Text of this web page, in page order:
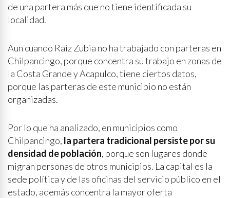
de una partera más que no tiene identificada su
localidad.
Aun cuando Raíz Zubia no ha trabajado con parteras en
Chilpancingo, porque concentra su trabajo en zonas de
la Costa Grande y Acapulco, tiene ciertos datos,
porque las parteras de este municipio no están
organizadas.
Por lo que ha analizado, en municipios como
Chilpancingo, la partera tradicional persiste por su
densidad de población, porque son lugares donde
migran personas de otros municipios. La capital es la
sede política y de las oficinas del servicio público en el
estado, además concentra la mayor oferta